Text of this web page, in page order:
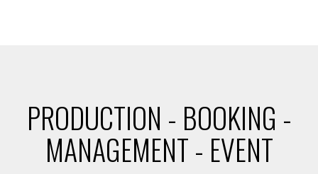
PRODUCTION - BOOKING -
MANAGEMENT - EVENT